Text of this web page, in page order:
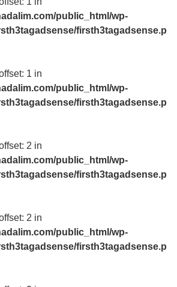
public_html/wp-
firsth3tagadsense.p
1 in
public_html/wp-
firsth3tagadsense.p
2 in
public_html/wp-
firsth3tagadsense.p
2 in
public_html/wp-
firsth3tagadsense.p